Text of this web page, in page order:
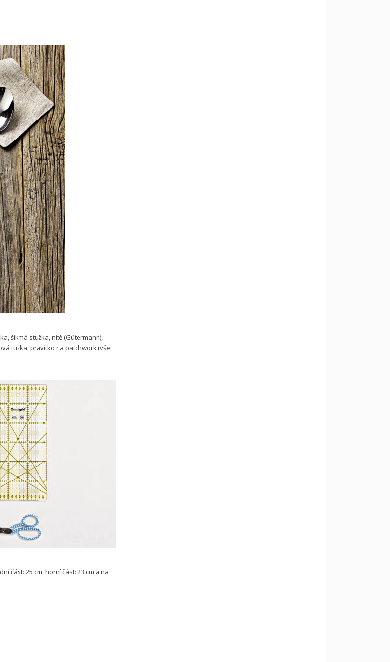
šikmá stužka, nitě (Gütermann),
tužka, pravítko na patchwork (vše
část: 25 cm, horní část: 23 cm a na